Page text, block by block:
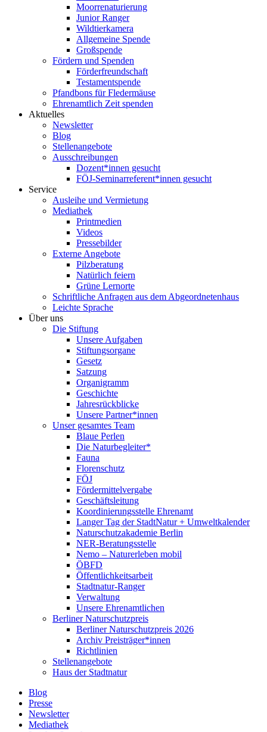
Moorrenaturierung
Junior Ranger
Wildtierkamera
Allgemeine Spende
Großspende
Fördern und Spenden
Förderfreundschaft
Testamentspende
Pfandbons für Fledermäuse
Ehrenamtlich Zeit spenden
Aktuelles
Newsletter
Blog
Stellenangebote
Ausschreibungen
Dozent*innen gesucht
FÖJ-Seminarreferent*innen gesucht
Service
Ausleihe und Vermietung
Mediathek
Printmedien
Videos
Pressebilder
Externe Angebote
Pilzberatung
Natürlich feiern
Grüne Lernorte
Schriftliche Anfragen aus dem Abgeordnetenhaus
Leichte Sprache
Über uns
Die Stiftung
Unsere Aufgaben
Stiftungsorgane
Gesetz
Satzung
Organigramm
Geschichte
Jahresrückblicke
Unsere Partner*innen
Unser gesamtes Team
Blaue Perlen
Die Naturbegleiter*
Fauna
Florenschutz
FÖJ
Fördermittelvergabe
Geschäftsleitung
Koordinierungsstelle Ehrenamt
Langer Tag der StadtNatur + Umweltkalender
Naturschutzakademie Berlin
NER-Beratungsstelle
Nemo – Naturerleben mobil
ÖBFD
Öffentlichkeitsarbeit
Stadtnatur-Ranger
Verwaltung
Unsere Ehrenamtlichen
Berliner Naturschutzpreis
Berliner Naturschutzpreis 2026
Archiv Preisträger*innen
Richtlinien
Stellenangebote
Haus der Stadtnatur
Blog
Presse
Newsletter
Mediathek